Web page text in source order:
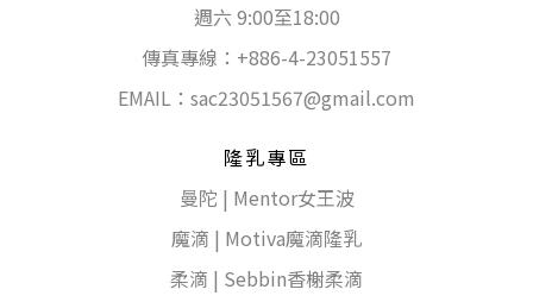
週六 9:00至18:00
傳真專線：+886-4-23051557
EMAIL： sac23051567@gmail.com
隆乳專區
曼陀 | Mentor女王波
魔滴 | Motiva魔滴隆乳
柔滴 | Sebbin香榭柔滴